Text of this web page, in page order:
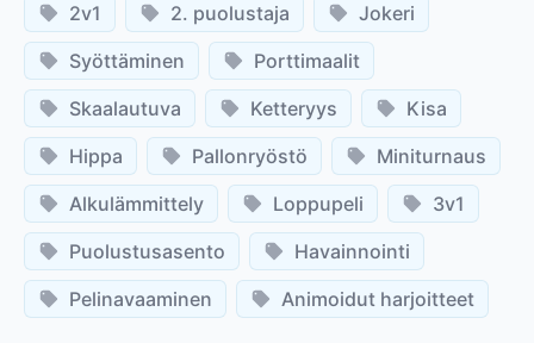
2v1 2. puolustaja
Jokeri
Syöttäminen
Porttimaalit
Skaalautuva
Ketteryys
Kisa
Hippa
Pallonryöstö
Miniturnaus
Alkulämmittely
Loppupeli
3v1
Puolustusasento
Havainnointi
Pelinavaaminen
Animoidut harjoitteet